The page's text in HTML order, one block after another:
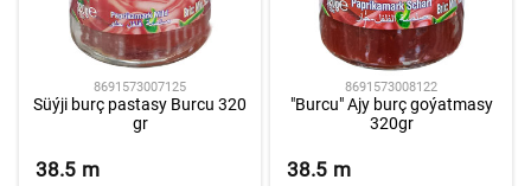
8691573007125
Süýji burç pastasy Burcu 320
gr
38.5 m
8691573008122
"Burcu" Ajy burç goýatmasy
320gr
38.5 m